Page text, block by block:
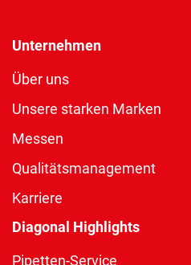
Unternehmen
Über uns
Unsere starken Marken
Messen
Qualitätsmanagement
Karriere
Diagonal Highlights
Pipetten-Service